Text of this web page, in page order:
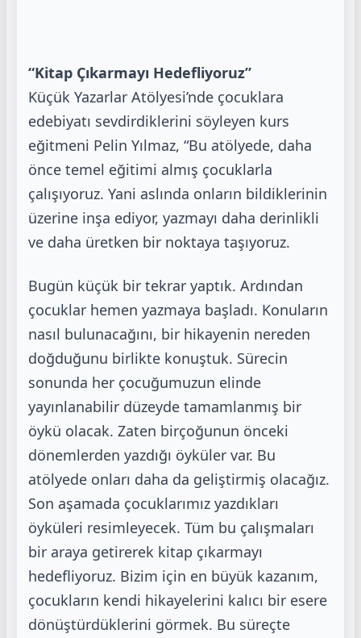
“Kitap Çıkarmayı Hedefliyoruz”
Küçük Yazarlar Atölyesi’nde çocuklara
edebiyatı sevdirdiklerini söyleyen kurs
eğitmeni Pelin Yılmaz, “Bu atölyede, daha
önce temel eğitimi almış çocuklarla
çalışıyoruz. Yani aslında onların bildiklerinin
üzerine inşa ediyor, yazmayı daha derinlikli
ve daha üretken bir noktaya taşıyoruz.
Bugün küçük bir tekrar yaptık. Ardından
çocuklar hemen yazmaya başladı. Konuların
nasıl bulunacağını, bir hikayenin nereden
doğduğunu birlikte konuştuk. Sürecin
sonunda her çocuğumuzun elinde
yayınlanabilir düzeyde tamamlanmış bir
öykü olacak. Zaten birçoğunun önceki
dönemlerden yazdığı öyküler var. Bu
atölyede onları daha da geliştirmiş olacağız.
Son aşamada çocuklarımız yazdıkları
öyküleri resimleyecek. Tüm bu çalışmaları
bir araya getirerek kitap çıkarmayı
hedefliyoruz. Bizim için en büyük kazanım,
çocukların kendi hikayelerini kalıcı bir esere
dönüştürdüklerini görmek. Bu süreçte